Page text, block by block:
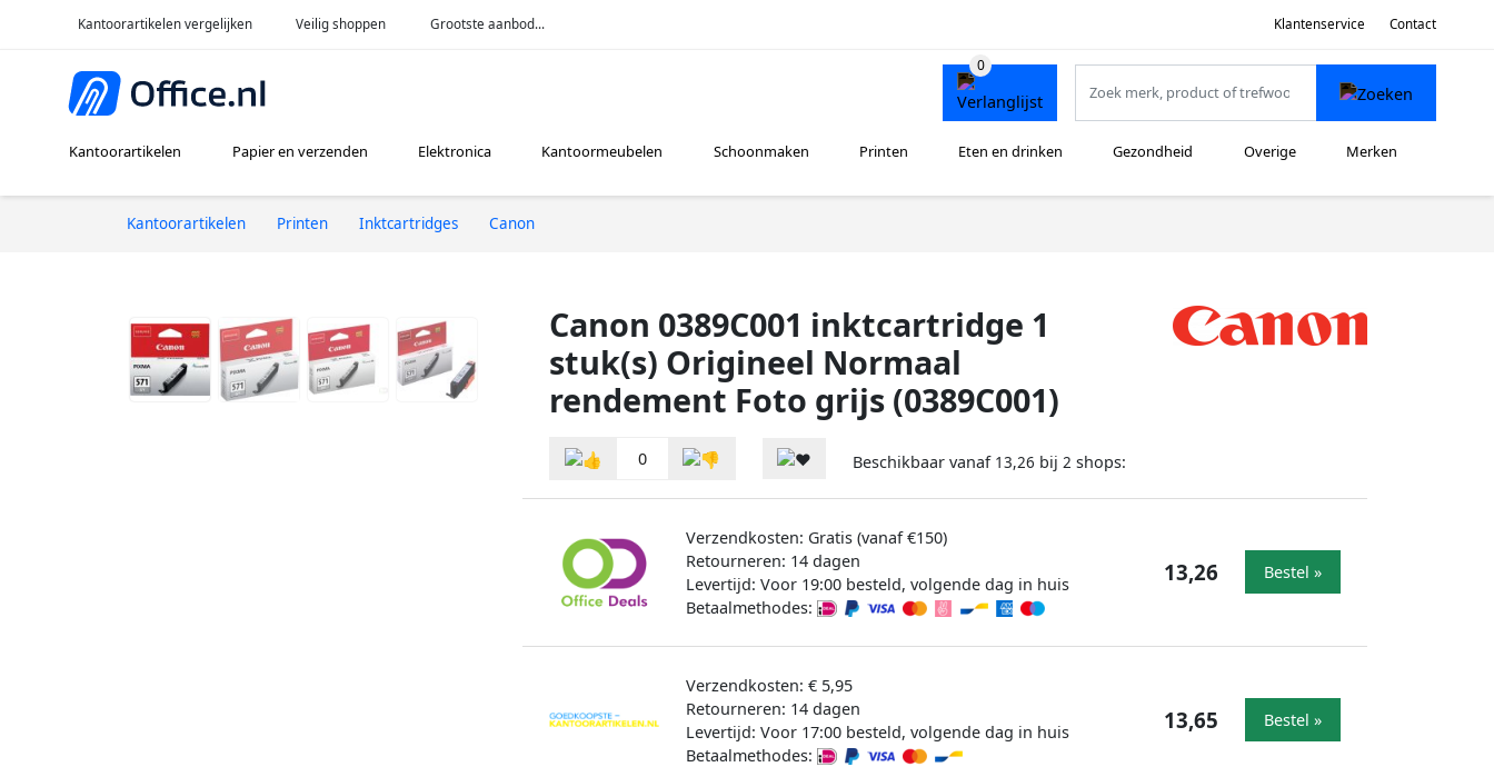
Kantoorartikelen vergelijken Veilig shoppen Grootste aanbod... Klantenservice Contact
Kantoorartikelen Papier en verzenden Elektronica Kantoormeubelen Schoonmaken Printen Eten en drinken Gezondheid Overige Merken
Kantoorartikelen Printen Inktcartridges Canon
Canon 0389C001 inktcartridge 1
stuk(s) Origineel Normaal
rendement Foto grijs (0389C001)
0 Beschikbaar vanaf 13,26 bij 2 shops:
Verzendkosten: Gratis (vanaf €150)
Retourneren: 14 dagen
Levertijd: Voor 19:00 besteld, volgende dag in huis
Betaalmethodes:
13,26 Bestel »
Verzendkosten: € 5,95
Retourneren: 14 dagen
Levertijd: Voor 17:00 besteld, volgende dag in huis
Betaalmethodes:
13,65 Bestel »